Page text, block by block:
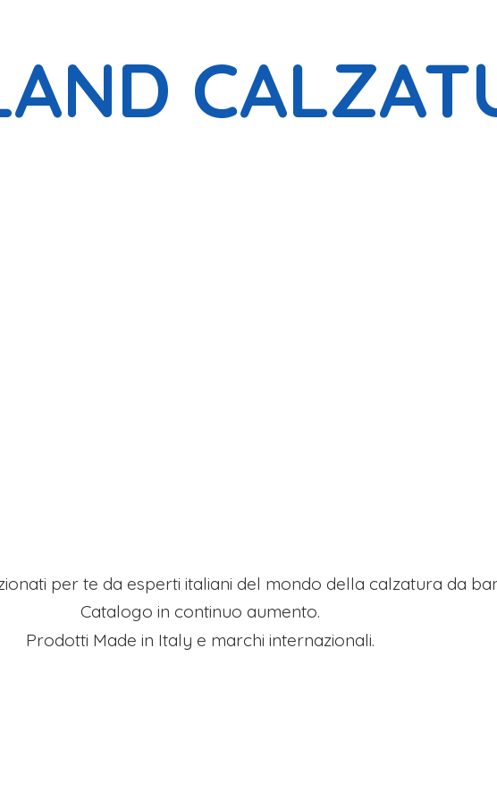
per te da esperti italiani del mondo della calzatura da
Catalogo in continuo aumento.
Prodotti Made in Italy e marchi internazionali.